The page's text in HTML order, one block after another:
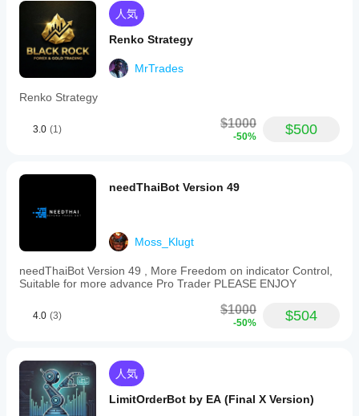
人気
Renko Strategy
MrTrades
Renko Strategy
3.0 (1) $1000
-50% $500
needThaiBot Version 49
Moss_Klugt
needThaiBot Version 49 , More Freedom on indicator Control,
Suitable for more advance Pro Trader PLEASE ENJOY
4.0 (3) $1000
-50% $504
人気
LimitOrderBot by EA (Final X Version)